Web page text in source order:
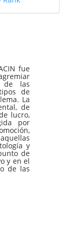
fue
de las
de
La
de
lucro,
por
y
de
y en el
de las